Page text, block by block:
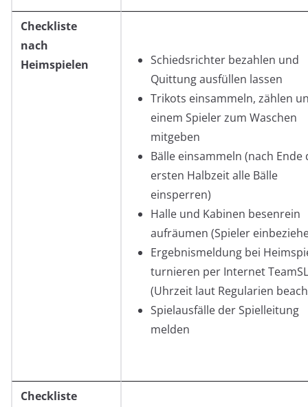
Checkliste
nach
Heimspielen
Schiedsrichter bezahlen und
Quittung ausfüllen lassen
Trikots einsammeln, zählen
einem Spieler zum Waschen
mitgeben
Bälle einsammeln (nach Ende
ersten Halbzeit alle Bälle
einsperren)
Halle und Kabinen besenrein
aufräumen (Spieler
Ergebnismeldung bei
turnieren per Internet TeamSL
(Uhrzeit laut Regularien
Spielausfälle der Spielleitung
melden
Checkliste